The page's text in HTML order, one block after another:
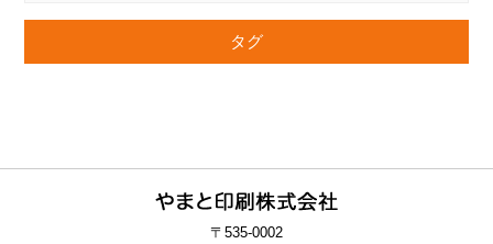
タグ
〒535-0002